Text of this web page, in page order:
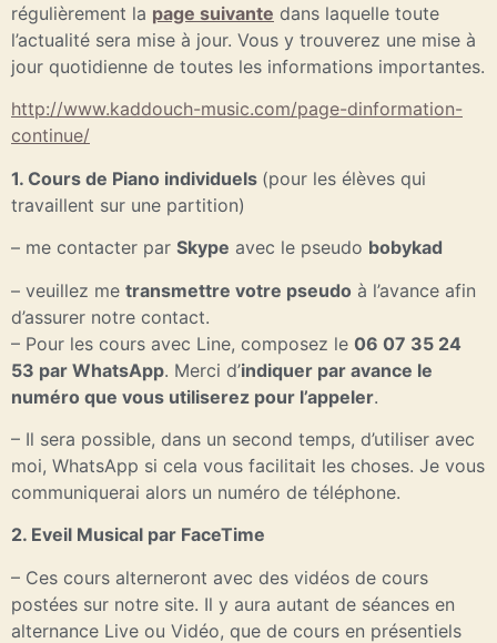
régulièrement la page suivante dans laquelle toute
l’actualité sera mise à jour. Vous y trouverez une mise à
jour quotidienne de toutes les informations importantes.
http://www.kaddouch-music.com/page-dinformation-
continue/
1. Cours de Piano individuels (pour les élèves qui
travaillent sur une partition)
– me contacter par Skype avec le pseudo bobykad
– veuillez me transmettre votre pseudo à l’avance afin
d’assurer notre contact.
– Pour les cours avec Line, composez le 06 07 35 24
53 par WhatsApp. Merci d’indiquer par avance le
numéro que vous utiliserez pour l’appeler.
– Il sera possible, dans un second temps, d’utiliser avec
moi, WhatsApp si cela vous facilitait les choses. Je vous
communiquerai alors un numéro de téléphone.
2. Eveil Musical par FaceTime
– Ces cours alterneront avec des vidéos de cours
postées sur notre site. Il y aura autant de séances en
alternance Live ou Vidéo, que de cours en présentiels